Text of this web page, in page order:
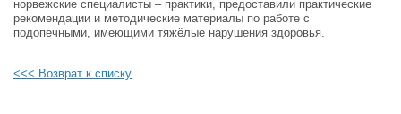
норвежские специалисты – практики, предоставили практические
рекомендации и методические материалы по работе с
подопечными, имеющими тяжёлые нарушения здоровья.
<<< Возврат к списку